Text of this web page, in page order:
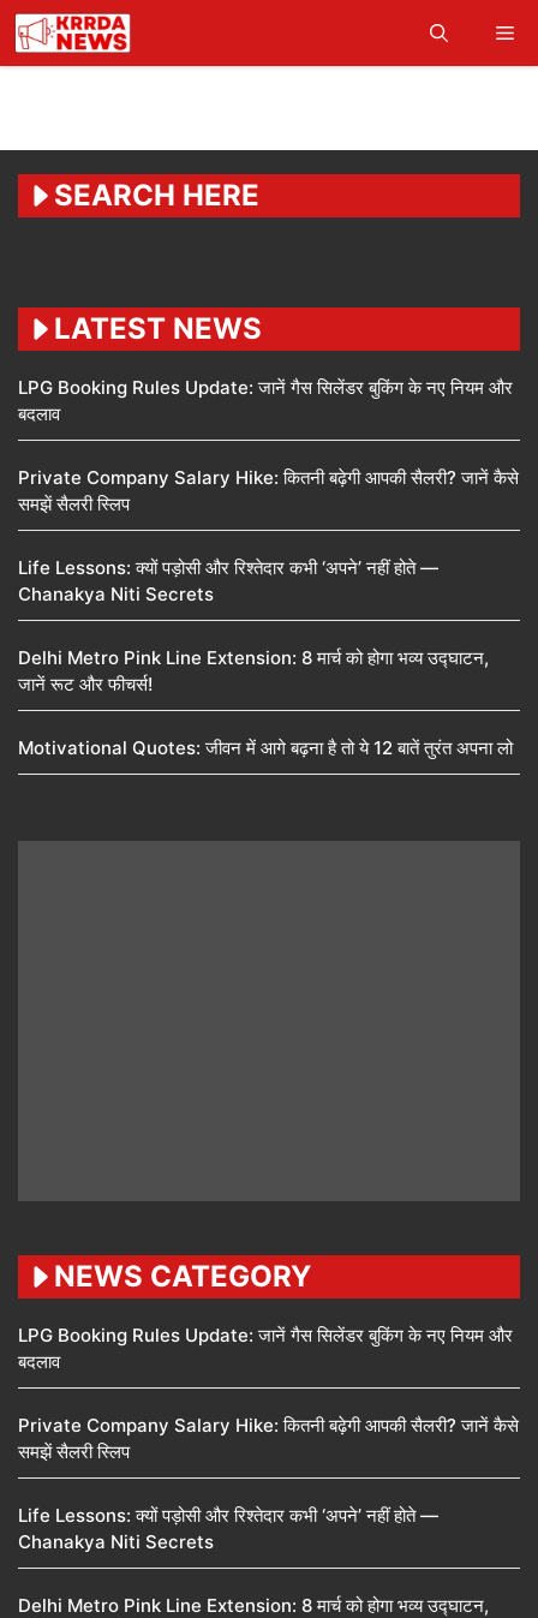
Skip
content
SEARCH HERE
LATEST NEWS
LPG Booking Rules Update: जानें गैस सिलेंडर बुकिंग के नए नियम और
बदलाव
Private Company Salary Hike: कितनी बढ़ेगी आपकी सैलरी? जानें कैसे
समझें सैलरी स्लिप
Life Lessons: क्यों पड़ोसी और रिश्तेदार कभी ‘अपने’ नहीं होते —
Chanakya Niti Secrets
Delhi Metro Pink Line Extension: 8 मार्च को होगा भव्य उद्घाटन,
जानें रूट और फीचर्स!
Motivational Quotes: जीवन में आगे बढ़ना है तो ये 12 बातें तुरंत अपना लो
NEWS CATEGORY
LPG Booking Rules Update: जानें गैस सिलेंडर बुकिंग के नए नियम और
बदलाव
Private Company Salary Hike: कितनी बढ़ेगी आपकी सैलरी? जानें कैसे
समझें सैलरी स्लिप
Life Lessons: क्यों पड़ोसी और रिश्तेदार कभी ‘अपने’ नहीं होते —
Chanakya Niti Secrets
Delhi Metro Pink Line Extension: 8 मार्च को होगा भव्य उद्घाटन,